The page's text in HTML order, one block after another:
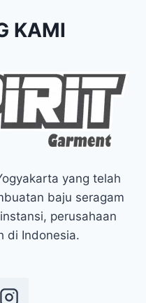
KAMI
yang telah
baju seragam
perusahaan
di Indonesia.